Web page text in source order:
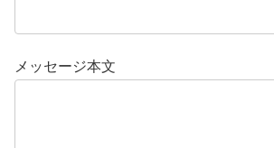
メッセージ本文